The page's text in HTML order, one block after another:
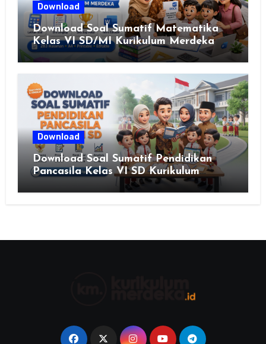
Download
Download Soal Sumatif Matematika
Kelas VI SD/MI Kurikulum Merdeka
Download
Download Soal Sumatif Pendidikan
Pancasila Kelas VI SD Kurikulum
Merdeka, Solusi Praktis Guru